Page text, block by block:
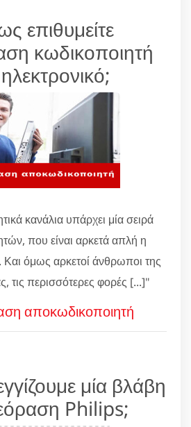
επιθυμείτε
κωδικοποιητή
κανάλια υπάρχει μία σειρά
που είναι αρκετά απλή η
Και όμως αρκετοί άνθρωποι της
τις περισσότερες φορές [...]"
αποκωδικοποιητή
μία βλάβη
Philips;